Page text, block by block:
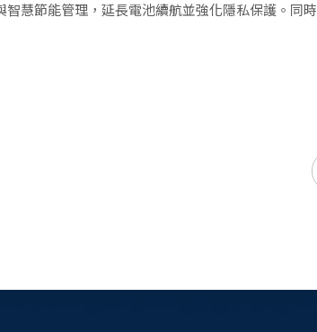
慧節能管理，延長電池續航並強化隱私保護。同